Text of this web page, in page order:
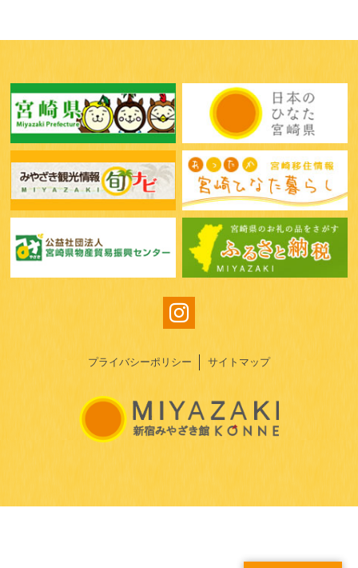
プライバシーポリシー サイトマップ